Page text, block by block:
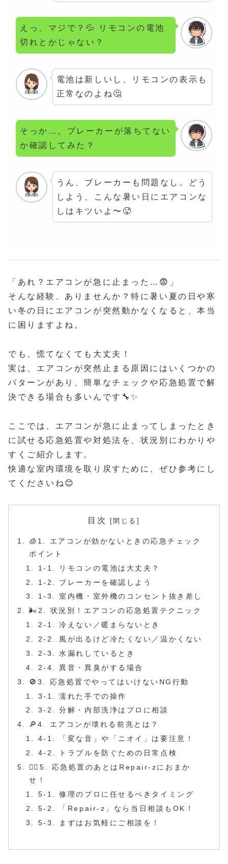
えっ、マジで？💦 リモコンの電池
切れとかじゃない？
電池は新しいし、リモコンの表示も
正常なのよね🤔
そっか…。ブレーカーが落ちてない
か確認してみた？
うん、ブレーカーも問題なし。どう
しよう、こんな暑い日にエアコンな
しはキツいよ〜🥵
「あれ？エアコンが急に止まった…😨」
そんな経験、ありませんか？特に暑い夏の日や寒
い冬の日にエアコンが突然動かなくなると、本当
に困りますよね。
でも、慌てなくても大丈夫！
実は、エアコンが突然止まる原因にはいくつかの
パターンがあり、簡単なチェックや応急処置で解
決できる場合も多いんです🔧✨
ここでは、エアコンが急に止まってしまったとき
に試せる応急処置や対処法を、状況別にわかりや
すくご紹介します。
快適な室内環境を取り戻すために、ぜひ参考にし
てくださいね😊
目次
🧊1. エアコンが効かないときの応急チェック
ポイント
1-1. リモコンの電池は大丈夫？
1-2. ブレーカーを確認しよう
1-3. 室内機・室外機のコンセント抜き差し
🌬2. 状況別！エアコンの応急処置テクニック
2-1. 冷えない／暖まらないとき
2-2. 風が出るけど冷たくない／温かくない
2-3. 水漏れしているとき
2-4. 異音・異臭がする場合
🚫3. 応急処置でやってはいけないNG行動
3-1. 濡れた手での操作
3-2. 分解・内部洗浄はプロに相談
🔎4. エアコンが壊れる前兆とは？
4-1. 「変な音」や「ニオイ」は要注意！
4-2. トラブルを防ぐための日常点検
🏃‍♂️5. 応急処置のあとはRepair-zにおまか
せ！
5-1. 修理のプロに任せるべきタイミング
5-2. 「Repair-z」なら当日相談もOK！
5-3. まずはお気軽にご相談を！